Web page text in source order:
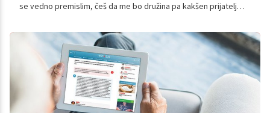
se vedno premislim, češ da me bo družina pa kakšen prijatelj
naslednjič...